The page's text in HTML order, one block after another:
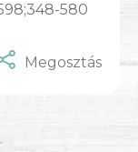
580
Megosztás